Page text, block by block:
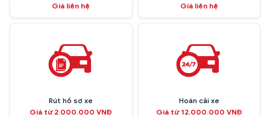
Giá liên hệ
Giá liên hệ
Rút hồ sơ xe
Giá từ 2.000.000 VNĐ
Hoán cải xe
Giá từ 12.000.000 VNĐ